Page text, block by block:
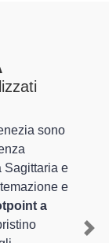
sono
Sagittaria e
e
a